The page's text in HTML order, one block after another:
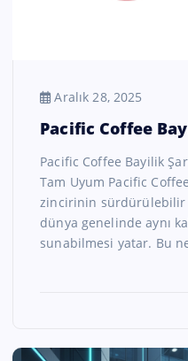
Aralık 28, 2025
Pacific Coffee
Pacific Coffee Bayilik
Tam Uyum Pacific
zincirinin sürdürülebilir
dünya genelinde aynı
sunabilmesi yatar. Bu